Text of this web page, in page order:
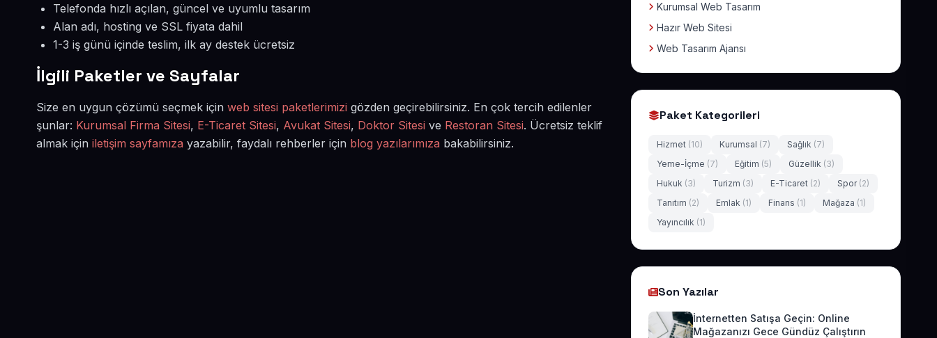
Telefonda hızlı açılan, güncel ve uyumlu tasarım
Alan adı, hosting ve SSL fiyata dahil
1-3 iş günü içinde teslim, ilk ay destek ücretsiz
İlgili Paketler ve Sayfalar
Size en uygun çözümü seçmek için web sitesi paketlerimizi gözden geçirebilirsiniz. En çok tercih edilenler
şunlar: Kurumsal Firma Sitesi, E-Ticaret Sitesi, Avukat Sitesi, Doktor Sitesi ve Restoran Sitesi. Ücretsiz teklif
almak için iletişim sayfamıza yazabilir, faydalı rehberler için blog yazılarımıza bakabilirsiniz.
Kurumsal Web Tasarım
Hazır Web Sitesi
Web Tasarım Ajansı
Paket Kategorileri
Hizmet (10) Kurumsal (7) Sağlık (7)
Yeme-İçme (7) Eğitim (5) Güzellik (3)
Hukuk (3) Turizm (3) E-Ticaret (2) Spor (2)
Tanıtım (2) Emlak (1) Finans (1) Mağaza (1)
Yayıncılık (1)
Son Yazılar
İnternetten Satışa Geçin: Online
Mağazanızı Gece Gündüz Çalıştırın